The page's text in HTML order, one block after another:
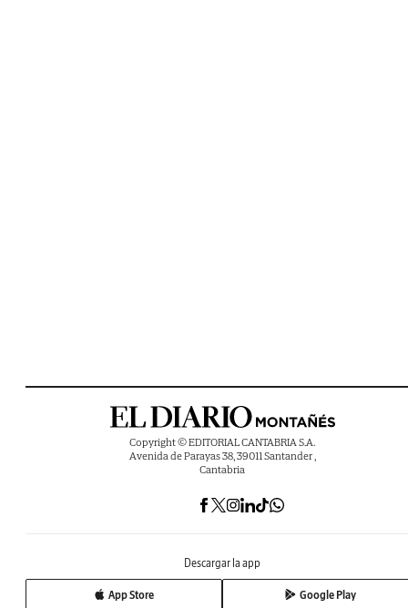
Copyright © EDITORIAL CANTABRIA S.A.
Avenida de Parayas 38, 39011 Santander ,
Cantabria
Descargar la app
App Store Google Play